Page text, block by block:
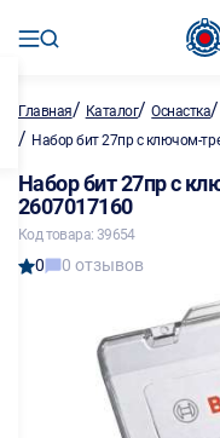
Главная/ Каталог/Оснастка/
/ Набор бит 27пр с ключом-
Набор бит 27пр с
2607017160
Код товара: 39654
0 0 отзывов